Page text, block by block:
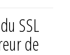
SSL
de